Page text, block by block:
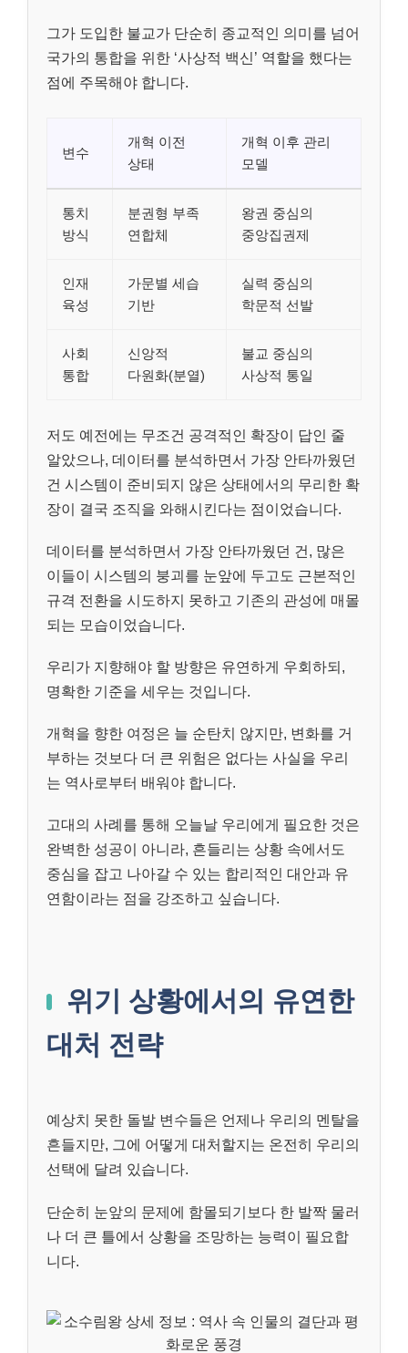
그가 도입한 불교가 단순히 종교적인 의미를 넘어
국가의 통합을 위한 ‘사상적 백신’ 역할을 했다는
점에 주목해야 합니다.
변수
개혁 이전
상태
개혁 이후 관리
모델
통치
방식
분권형 부족
연합체
왕권 중심의
중앙집권제
인재
육성
가문별 세습
기반
실력 중심의
학문적 선발
사회
통합
신앙적
다원화(분열)
불교 중심의
사상적 통일
저도 예전에는 무조건 공격적인 확장이 답인 줄
알았으나, 데이터를 분석하면서 가장 안타까웠던
건 시스템이 준비되지 않은 상태에서의 무리한 확
장이 결국 조직을 와해시킨다는 점이었습니다.
데이터를 분석하면서 가장 안타까웠던 건, 많은
이들이 시스템의 붕괴를 눈앞에 두고도 근본적인
규격 전환을 시도하지 못하고 기존의 관성에 매몰
되는 모습이었습니다.
우리가 지향해야 할 방향은 유연하게 우회하되,
명확한 기준을 세우는 것입니다.
개혁을 향한 여정은 늘 순탄치 않지만, 변화를 거
부하는 것보다 더 큰 위험은 없다는 사실을 우리
는 역사로부터 배워야 합니다.
고대의 사례를 통해 오늘날 우리에게 필요한 것은
완벽한 성공이 아니라, 흔들리는 상황 속에서도
중심을 잡고 나아갈 수 있는 합리적인 대안과 유
연함이라는 점을 강조하고 싶습니다.
위기 상황에서의 유연한
대처 전략
예상치 못한 돌발 변수들은 언제나 우리의 멘탈을
흔들지만, 그에 어떻게 대처할지는 온전히 우리의
선택에 달려 있습니다.
단순히 눈앞의 문제에 함몰되기보다 한 발짝 물러
나 더 큰 틀에서 상황을 조망하는 능력이 필요합
니다.